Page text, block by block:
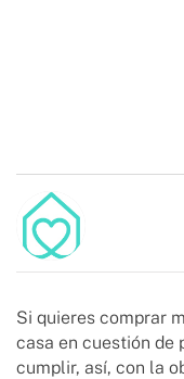
Si quieres comprar
casa en cuestión de
cumplir, así, con la